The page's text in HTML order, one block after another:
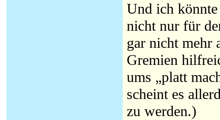
Und ich
nicht nur für
gar nicht mehr
Gremien
ums „platt
scheint es
zu werden.)